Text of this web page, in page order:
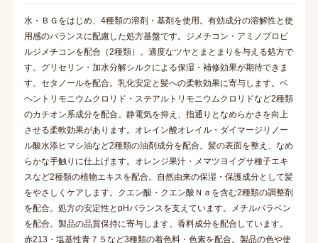
水・ＢＧをはじめ、4種類の溶剤・基剤を使用。有効成分の溶解性と使
用感のバランスに配慮した処方基盤です。ジメチコン・アミノプロピ
ルジメチコンを配合（2種類）。適度なツヤとまとまりを与える処方で
す。グリセリン・加水分解シルクによる保湿・補修効果が期待できま
す。セタノールを配合。乳化安定と髪への柔軟効果に寄与します。ベ
ヘントリモニウムクロリド・ステアルトリモニウムクロリドなど2種類
のカチオン系成分を配合。静電気を抑え、指通りとなめらかさを向上
させる柔軟効果があります。オレイン酸オレイル・ダイマージリノー
ル酸水添ヒマシ油など2種類の油剤成分を配合。髪の表面を整え、なめ
らかな手触りに仕上げます。オレンジ果汁・メマツヨイグサ種子エキ
スなど2種類の植物エキスを配合。自然由来の保湿・保護成分として髪
をやさしくケアします。クエン酸・クエン酸Ｎａを含む2種類の調整剤
を配合。処方の安定性とpHバランスを支えています。メチルパラベン
を配合。製品の品質保持に寄与します。香料成分を配合しています。
赤213・塩基性青７５など3種類の着色料・色素を配合。製品の色や使